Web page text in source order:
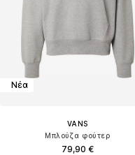
Νέα
VANS
Μπλούζα φούτερ
79,90 €